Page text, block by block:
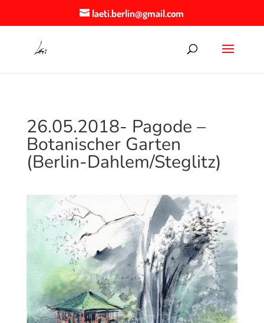
laeti.berlin@gmail.com
26.05.2018- Pagode –
Botanischer Garten
(Berlin-Dahlem/Steglitz)